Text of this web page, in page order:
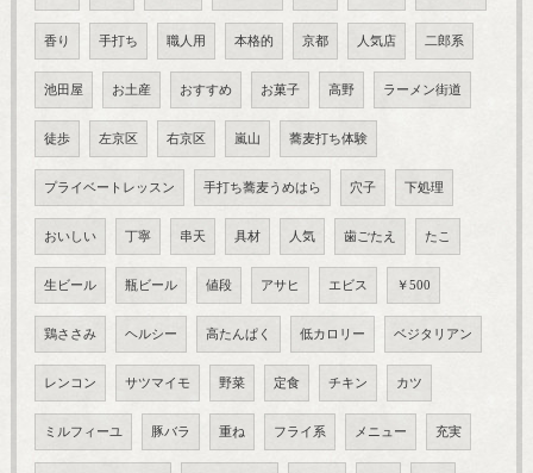
香り 手打ち 職人用 本格的 京都 人気店 二郎系
池田屋 お土産 おすすめ お菓子 高野 ラーメン街道
徒歩 左京区 右京区 嵐山 蕎麦打ち体験
プライベートレッスン 手打ち蕎麦うめはら 穴子 下処理
おいしい 丁寧 串天 具材 人気 歯ごたえ たこ
生ビール 瓶ビール 値段 アサヒ エビス ￥500
鶏ささみ ヘルシー 高たんぱく 低カロリー ベジタリアン
レンコン サツマイモ 野菜 定食 チキン カツ
ミルフィーユ 豚バラ 重ね フライ系 メニュー 充実